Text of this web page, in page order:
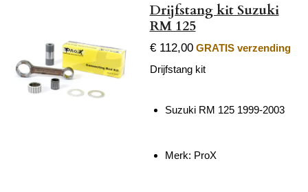
Drijfstang kit Suzuki
RM 125
€ 112,00 GRATIS verzending
Drijfstang kit
Suzuki RM 125 1999-2003
Merk: ProX